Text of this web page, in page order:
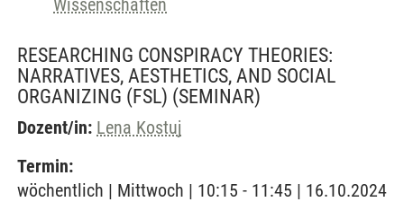
Wissenschaften
RESEARCHING CONSPIRACY THEORIES:
NARRATIVES, AESTHETICS, AND SOCIAL
ORGANIZING (FSL) (SEMINAR)
Dozent/in: Lena Kostuj
Termin:
wöchentlich | Mittwoch | 10:15 - 11:45 | 16.10.2024